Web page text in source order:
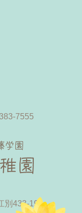
7555
別433-19